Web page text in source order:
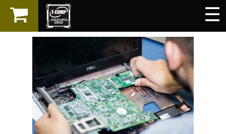
☰
×
LAPTOP
SPAREPART
AKSESORIS
SERVICES